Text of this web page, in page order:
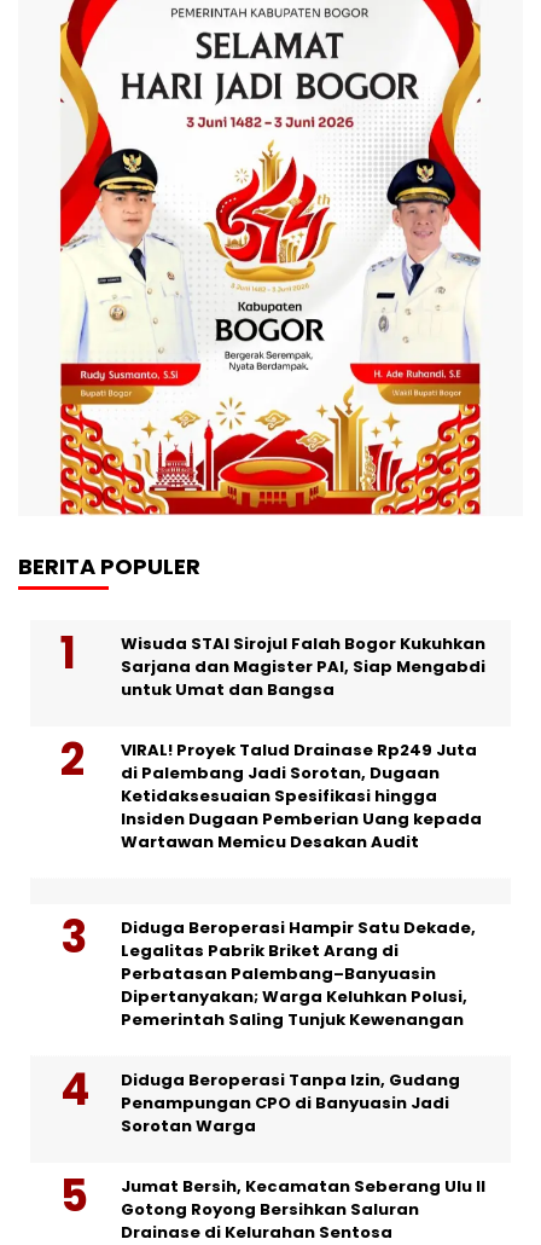
BERITA POPULER
Wisuda STAI Sirojul Falah Bogor Kukuhkan
Sarjana dan Magister PAI, Siap Mengabdi
untuk Umat dan Bangsa
VIRAL! Proyek Talud Drainase Rp249 Juta
di Palembang Jadi Sorotan, Dugaan
Ketidaksesuaian Spesifikasi hingga
Insiden Dugaan Pemberian Uang kepada
Wartawan Memicu Desakan Audit
Diduga Beroperasi Hampir Satu Dekade,
Legalitas Pabrik Briket Arang di
Perbatasan Palembang–Banyuasin
Dipertanyakan; Warga Keluhkan Polusi,
Pemerintah Saling Tunjuk Kewenangan
Diduga Beroperasi Tanpa Izin, Gudang
Penampungan CPO di Banyuasin Jadi
Sorotan Warga
Jumat Bersih, Kecamatan Seberang Ulu II
Gotong Royong Bersihkan Saluran
Drainase di Kelurahan Sentosa